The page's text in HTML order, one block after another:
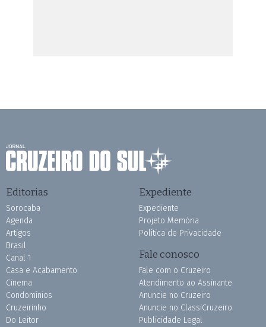
Editorias
Sorocaba
Agenda
Artigos
Brasil
Canal 1
Casa e Acabamento
Cinema
Condomínios
Cruzeirinho
Do Leitor
Expediente
Expediente
Projeto Memória
Política de Privacidade
Fale conosco
Fale com o Cruzeiro
Atendimento ao Assinante
Anuncie no Cruzeiro
Anuncie no ClassiCruzeiro
Publicidade Legal